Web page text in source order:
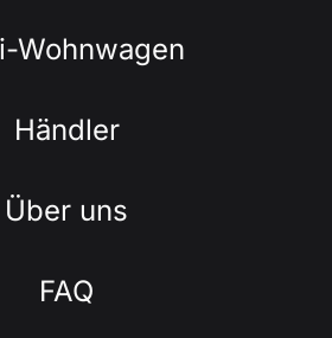
Wohnwagen
Händler
Über uns
FAQ